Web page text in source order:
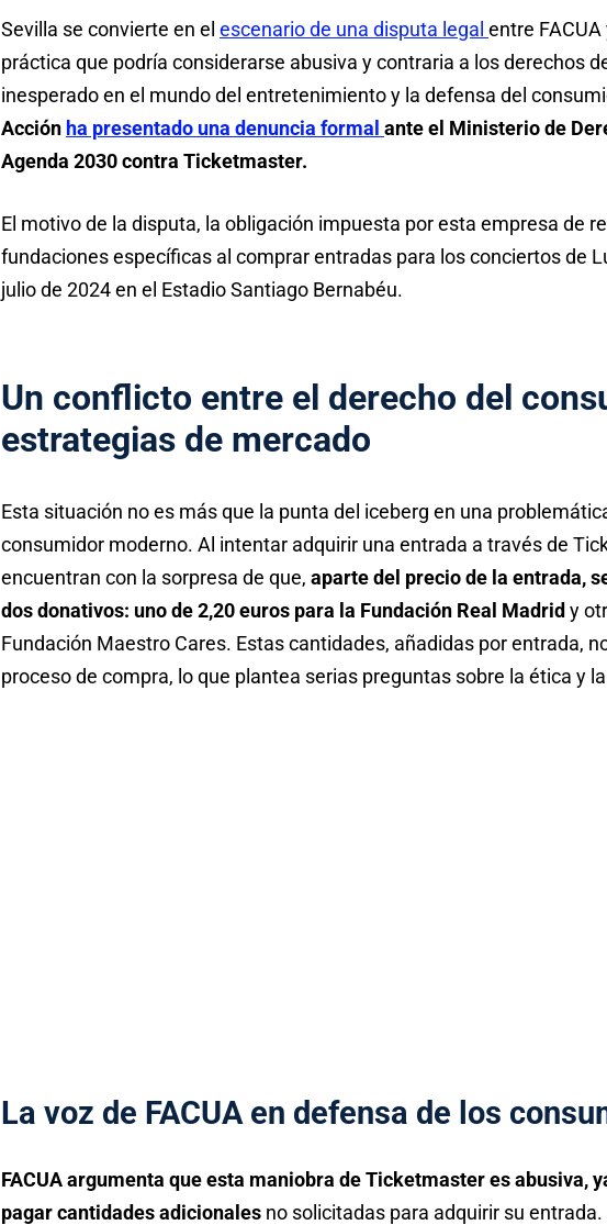
Sevilla se convierte en el escenario de una disputa legal entre
práctica que podría considerarse abusiva y contraria a los derechos
inesperado en el mundo del entretenimiento y la defensa del
Acción ha presentado una denuncia formal ante el Ministerio de
Agenda 2030 contra Ticketmaster.
El motivo de la disputa, la obligación impuesta por esta empresa de
fundaciones específicas al comprar entradas para los conciertos de
julio de 2024 en el Estadio Santiago Bernabéu.
Un conflicto entre el derecho del
estrategias de mercado
Esta situación no es más que la punta del iceberg en una
consumidor moderno. Al intentar adquirir una entrada a través de
encuentran con la sorpresa de que, aparte del precio de la entrada,
dos donativos: uno de 2,20 euros para la Fundación Real Madridy
Fundación Maestro Cares. Estas cantidades, añadidas por entrada,
proceso de compra, lo que plantea serias preguntas sobre la ética y
La voz de FACUA en defensa de los
FACUA argumenta que esta maniobra de Ticketmaster es abusiva,
pagar cantidades adicionales no solicitadas para adquirir su